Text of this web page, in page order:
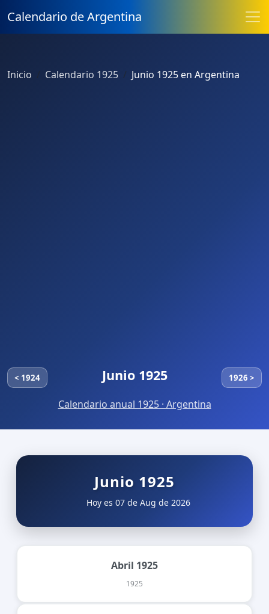
Calendario de Argentina
Inicio Calendario 1925 Junio 1925 en Argentina
< 1924 Junio 1925 1926 >
Calendario anual 1925 · Argentina
Junio 1925
Hoy es 07 de Aug de 2026
Abril 1925
1925